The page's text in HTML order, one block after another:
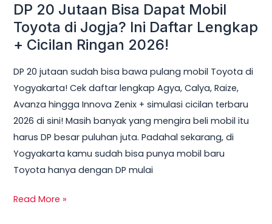
DP 20 Jutaan Bisa Dapat Mobil
Toyota di Jogja? Ini Daftar Lengkap
+ Cicilan Ringan 2026!
DP 20 jutaan sudah bisa bawa pulang mobil Toyota di
Yogyakarta! Cek daftar lengkap Agya, Calya, Raize,
Avanza hingga Innova Zenix + simulasi cicilan terbaru
2026 di sini! Masih banyak yang mengira beli mobil itu
harus DP besar puluhan juta. Padahal sekarang, di
Yogyakarta kamu sudah bisa punya mobil baru
Toyota hanya dengan DP mulai
DP
20
Jutaan
Dapat
Mobil
Toyota
di
Jogja?
Ini
Daftar
+
Read More »